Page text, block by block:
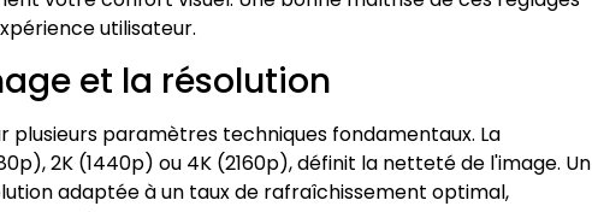
utilisateur.
et la résolution
plusieurs paramètres techniques fondamentaux. La
2K (1440p) ou 4K (2160p), définit la netteté de l'image. Un
adaptée à un taux de rafraîchissement optimal,